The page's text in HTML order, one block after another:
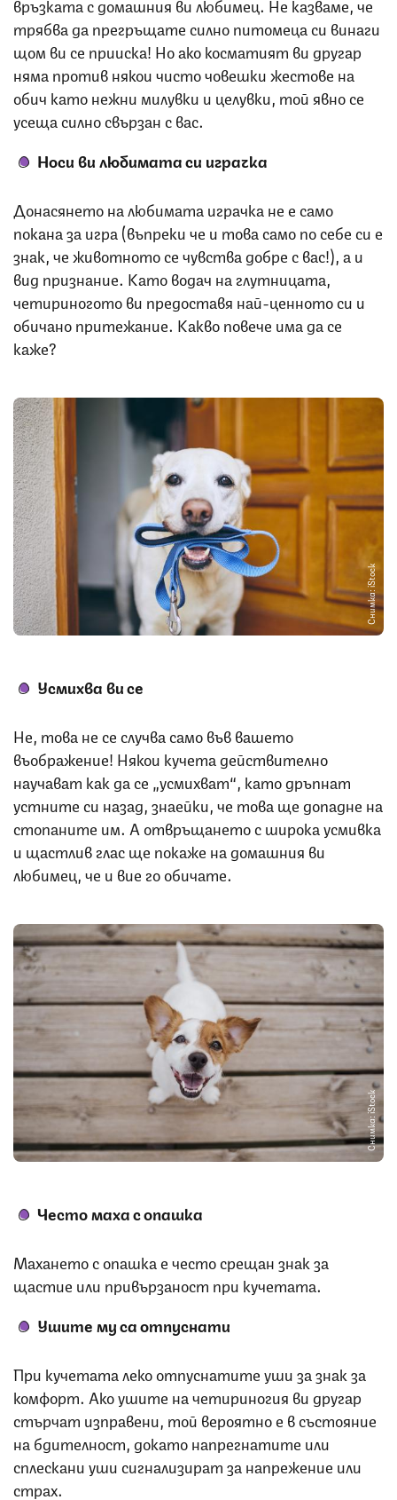
връзката с домашния ви любимец. Не казваме, че
трябва да прегръщате силно питомеца си винаги
щом ви се прииска! Но ако косматият ви другар
няма против някои чисто човешки жестове на
обич като нежни милувки и целувки, той явно се
усеща силно свързан с вас.
Носи ви любимата си играчка
Донасянето на любимата играчка не е само
покана за игра (въпреки че и това само по себе си е
знак, че животното се чувства добре с вас!), а и
вид признание. Като водач на глутницата,
четириногото ви предоставя най-ценното си и
обичано притежание. Какво повече има да се
каже?
Снимка: iStock
Усмихва ви се
Не, това не се случва само във вашето
въображение! Някои кучета действително
научават как да се „усмихват“, като дръпнат
устните си назад, знаейки, че това ще допадне на
стопаните им. А отвръщането с широка усмивка
и щастлив глас ще покаже на домашния ви
любимец, че и вие го обичате.
Снимка: iStock
Често маха с опашка
Махането с опашка е често срещан знак за
щастие или привързаност при кучетата.
Ушите му са отпуснати
При кучетата леко отпуснатите уши за знак за
комфорт. Ако ушите на четириногия ви другар
стърчат изправени, той вероятно е в състояние
на бдителност, докато напрегнатите или
сплескани уши сигнализират за напрежение или
страх.